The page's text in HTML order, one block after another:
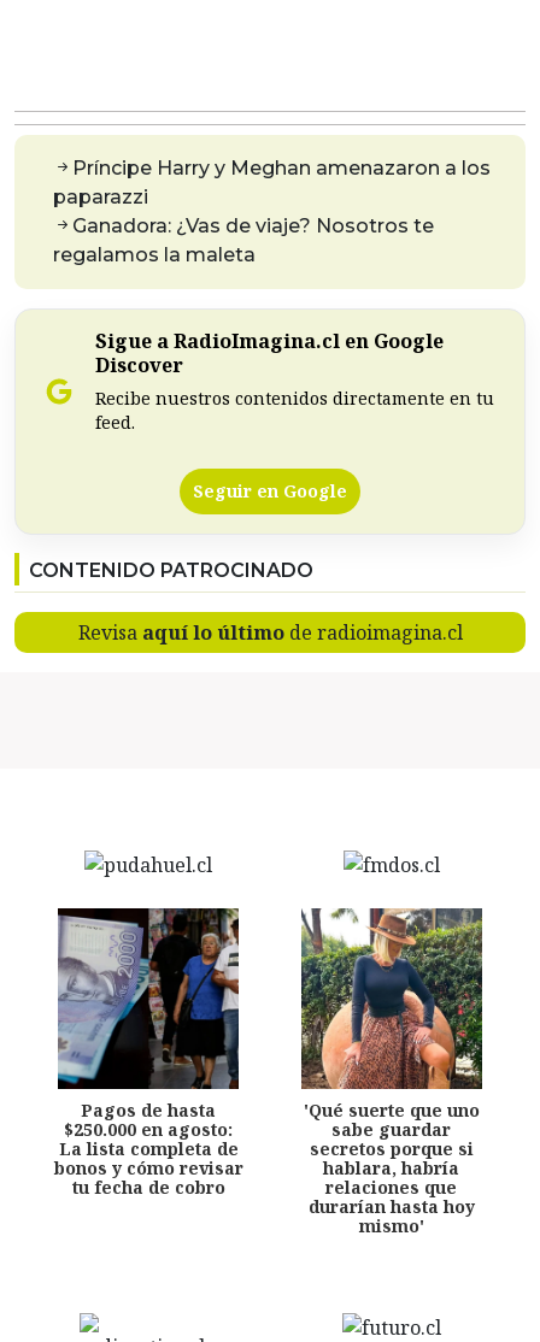
Príncipe Harry y Meghan amenazaron a los
paparazzi
Ganadora: ¿Vas de viaje? Nosotros te
regalamos la maleta
Sigue a RadioImagina.cl en Google
Discover
Recibe nuestros contenidos directamente en tu
feed.
Seguir en Google
CONTENIDO PATROCINADO
Revisa aquí lo últimode radioimagina.cl
Pagos de hasta
$250.000 en agosto:
La lista completa de
bonos y cómo revisar
tu fecha de cobro
'Qué suerte que uno
sabe guardar
secretos porque si
hablara, habría
relaciones que
durarían hasta hoy
mismo'